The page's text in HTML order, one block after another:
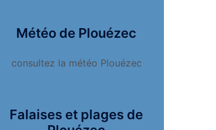
Météo de Plouézec
consultez la météo Plouézec
Falaises et plages de